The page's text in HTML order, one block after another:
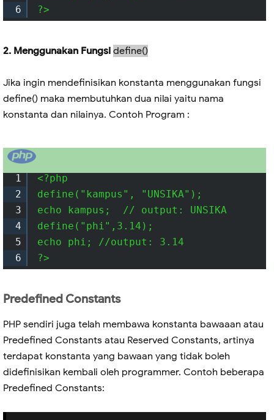
6
?>
2. Menggunakan Fungsi define()
Jika ingin mendefinisikan konstanta menggunakan fungsi
define() maka membutuhkan dua nilai yaitu nama
konstanta dan nilainya. Contoh Program :
1
2
3
4
5
6
<?php
define("kampus", "UNSIKA");
echo kampus;  // output: UNSIKA
define("phi",3.14);
echo phi; //output: 3.14
?>
Predefined Constants
PHP sendiri juga telah membawa konstanta bawaaan atau
Predefined Constants atau Reserved Constants, artinya
terdapat konstanta yang bawaan yang tidak boleh
didefinisikan kembali oleh programmer. Contoh beberapa
Predefined Constants: